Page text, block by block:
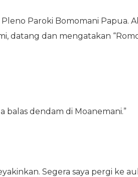
Paroki Bomomani Papua.
datang dan mengatakan
balas dendam di Moanemani.”
Segera saya pergi ke